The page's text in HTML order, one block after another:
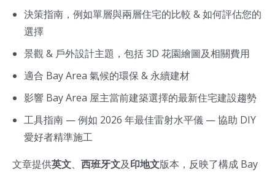
決策指南，例如單層與兩層住宅的比較 & 如何評估您的
選擇
景觀 & 戶外設計主題，包括 3D 花園繪圖及相關費用
適合 Bay Area 氣候的環保 & 永續建材
影響 Bay Area 屋主當前建築選擇的最新住宅建設趨勢
工具指南 — 例如 2026 年最佳雷射水平儀 — 協助 DIY
愛好者精準施工
文章提供英文、 西班牙文及印地文版本，反映了構成 Bay